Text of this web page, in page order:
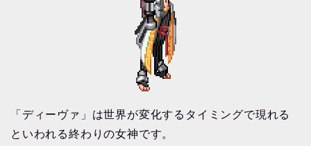
「ディーヴァ」は世界が変化するタイミングで現れる
といわれる終わりの女神です。